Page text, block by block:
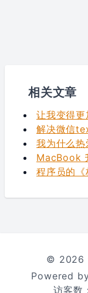
相关文章
让我变得
解决微信
我为什么
MacBook
程序员的《
© 2026
Powered
访客数：